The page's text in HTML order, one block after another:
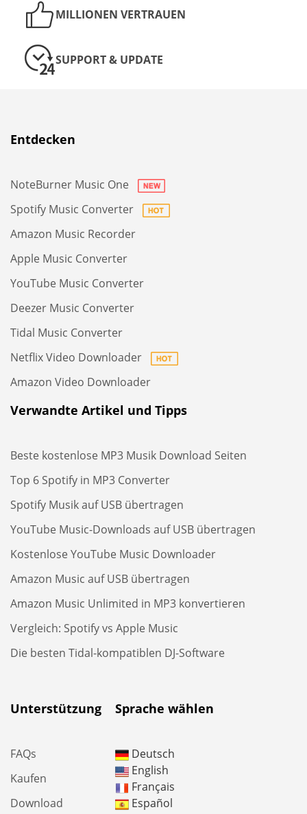
MILLIONEN VERTRAUEN
SUPPORT & UPDATE
Entdecken
NoteBurner Music One
Spotify Music Converter
Amazon Music Recorder
Apple Music Converter
YouTube Music Converter
Deezer Music Converter
Tidal Music Converter
Netflix Video Downloader
Amazon Video Downloader
Verwandte Artikel und Tipps
Beste kostenlose MP3 Musik Download Seiten
Top 6 Spotify in MP3 Converter
Spotify Musik auf USB übertragen
YouTube Music-Downloads auf USB übertragen
Kostenlose YouTube Music Downloader
Amazon Music auf USB übertragen
Amazon Music Unlimited in MP3 konvertieren
Vergleich: Spotify vs Apple Music
Die besten Tidal-kompatiblen DJ-Software
Unterstützung
FAQs
Kaufen
Download
Sprache wählen
Deutsch
English
Français
Español